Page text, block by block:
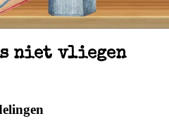
niet vliegen